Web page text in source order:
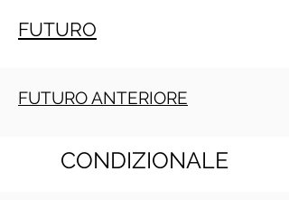
FUTURO
FUTURO ANTERIORE
CONDIZIONALE